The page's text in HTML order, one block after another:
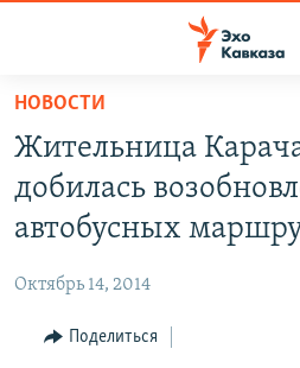
Вернуться
основному
содержанию
Вернутся
главной
навигации
Вернутся
ТБИЛИСИ
СУХУМИ
ВЕСЬ КАВКАЗ
СЕВЕРНЫЙ КАВКАЗ
ТЕМЫ
НОВОСТИ
Жительница
добилась
автобусных
Октябрь 14, 2014
Поделиться